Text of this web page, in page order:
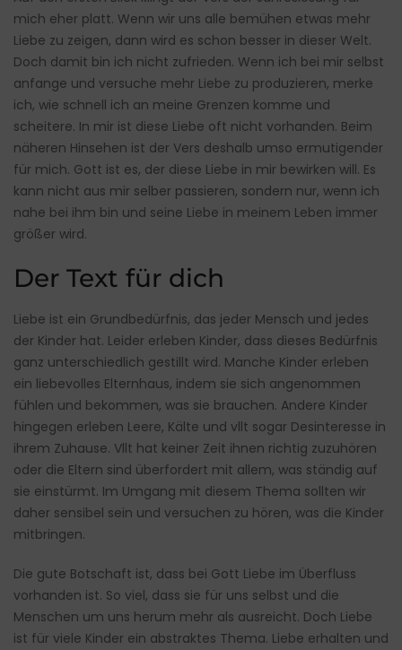
mich eher platt. Wenn wir uns alle bemühen etwas mehr
Liebe zu zeigen, dann wird es schon besser in dieser Welt.
Doch damit bin ich nicht zufrieden. Wenn ich bei mir selbst
anfange und versuche mehr Liebe zu produzieren, merke
ich, wie schnell ich an meine Grenzen komme und
scheitere. In mir ist diese Liebe oft nicht vorhanden. Beim
näheren Hinsehen ist der Vers deshalb umso ermutigender
für mich. Gott ist es, der diese Liebe in mir bewirken will. Es
kann nicht aus mir selber passieren, sondern nur, wenn ich
nahe bei ihm bin und seine Liebe in meinem Leben immer
größer wird.
Der Text für dich
Liebe ist ein Grundbedürfnis, das jeder Mensch und jedes
der Kinder hat. Leider erleben Kinder, dass dieses Bedürfnis
ganz unterschiedlich gestillt wird. Manche Kinder erleben
ein liebevolles Elternhaus, indem sie sich angenommen
fühlen und bekommen, was sie brauchen. Andere Kinder
hingegen erleben Leere, Kälte und vllt sogar Desinteresse in
ihrem Zuhause. Vllt hat keiner Zeit ihnen richtig zuzuhören
oder die Eltern sind überfordert mit allem, was ständig auf
sie einstürmt. Im Umgang mit diesem Thema sollten wir
daher sensibel sein und versuchen zu hören, was die Kinder
mitbringen.
Die gute Botschaft ist, dass bei Gott Liebe im Überfluss
vorhanden ist. So viel, dass sie für uns selbst und die
Menschen um uns herum mehr als ausreicht. Doch Liebe
ist für viele Kinder ein abstraktes Thema. Liebe erhalten und